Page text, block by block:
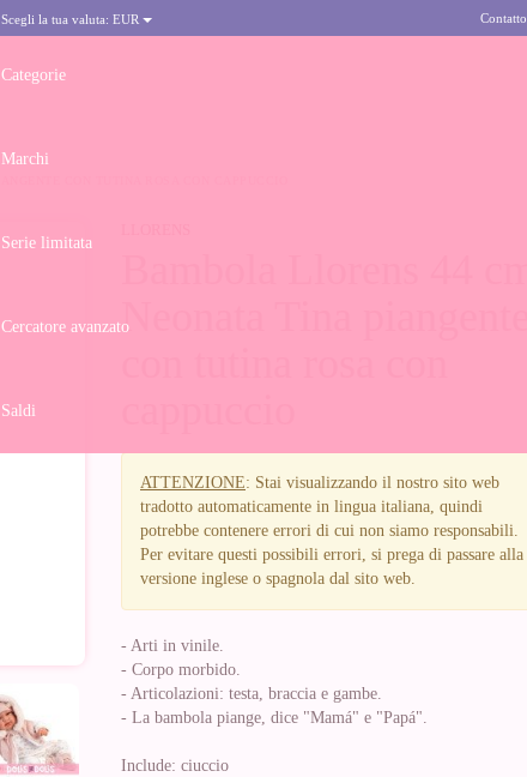
Scegli la tua valuta: EUR Contatto
Categorie
Marchi
Serie limitata
Cercatore avanzato
Saldi
Neonata Tina piangente
ATTENZIONE: Stai visualizzando il nostro sito web
tradotto automaticamente in lingua italiana, quindi
potrebbe contenere errori di cui non siamo responsabili.
Per evitare questi possibili errori, si prega di passare alla
versione inglese o spagnola dal sito web.
- Arti in vinile.
- Corpo morbido.
- Articolazioni: testa, braccia e gambe.
- La bambola piange, dice "Mamá" e "Papá".
Include: ciuccio